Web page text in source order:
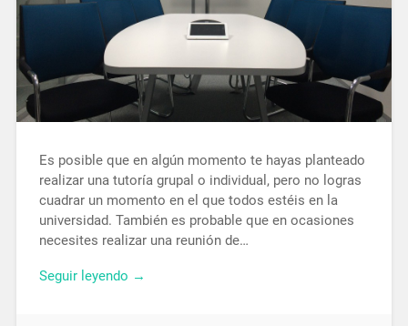
Es posible que en algún momento te hayas planteado
realizar una tutoría grupal o individual, pero no logras
cuadrar un momento en el que todos estéis en la
universidad. También es probable que en ocasiones
necesites realizar una reunión de…
Seguir leyendo →